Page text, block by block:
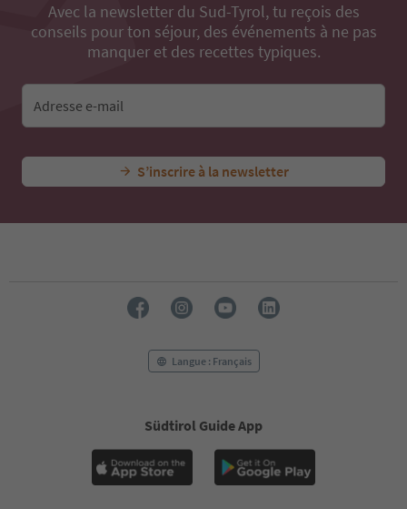
Avec la newsletter du Sud-Tyrol, tu reçois des
conseils pour ton séjour, des événements à ne pas
manquer et des recettes typiques.
Adresse e-mail
S’inscrire à la newsletter
Langue : Français
Südtirol Guide App